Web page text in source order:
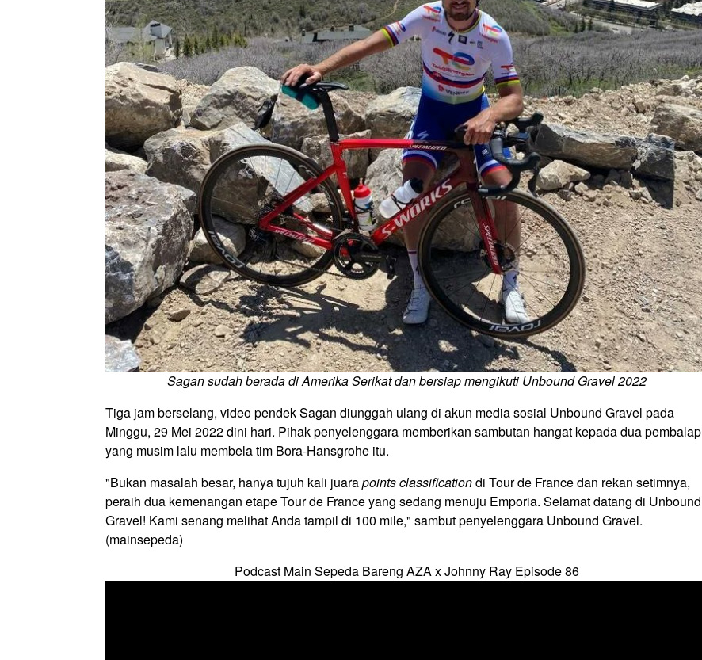
Sagan sudah berada di Amerika Serikat dan bersiap mengikuti Unbound Gravel 2022
Tiga jam berselang, video pendek Sagan diunggah ulang di akun media sosial Unbound Gravel pada
Minggu, 29 Mei 2022 dini hari. Pihak penyelenggara memberikan sambutan hangat kepada dua pembalap
yang musim lalu membela tim Bora-Hansgrohe itu.
"Bukan masalah besar, hanya tujuh kali juarapoints classificationdi Tour de France dan rekan setimnya,
peraih dua kemenangan etape Tour de France yang sedang menuju Emporia. Selamat datang di Unbound
Gravel! Kami senang melihat Anda tampil di 100 mile," sambut penyelenggara Unbound Gravel.
(mainsepeda)
Podcast Main Sepeda Bareng AZA x Johnny Ray Episode 86